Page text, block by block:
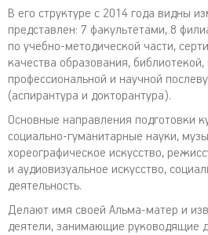
В его структуре с 2014 года видны
представлен: 7 факультетами, 8
по учебно-методической части,
качества образования,
профессиональной и научной
(аспирантура и докторантура).
Основные направления подготовки
социально-гуманитарные науки,
хореографическое искусство,
и аудиовизуальное искусство,
деятельность.
Делают имя своей Альма-матер и
деятели, занимающие руководящие